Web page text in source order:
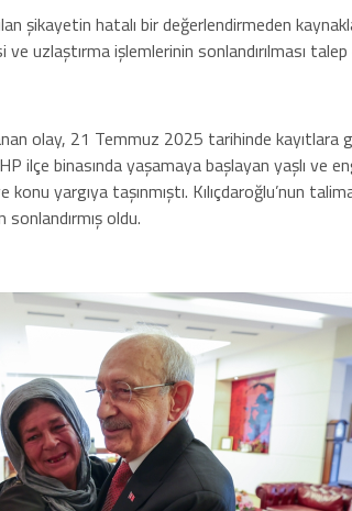
şikayetin hatalı bir değerlendirmeden
uzlaştırma işlemlerinin sonlandırılması talep
olay, 21 Temmuz 2025 tarihinde kayıtlara
ilçe binasında yaşamaya başlayan yaşlı ve
yargıya taşınmıştı. Kılıçdaroğlu’nun
oldu.